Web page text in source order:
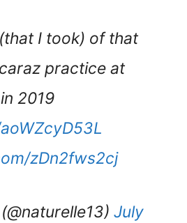
I took) of that
practice at
2019
zDn2fws2cj
July